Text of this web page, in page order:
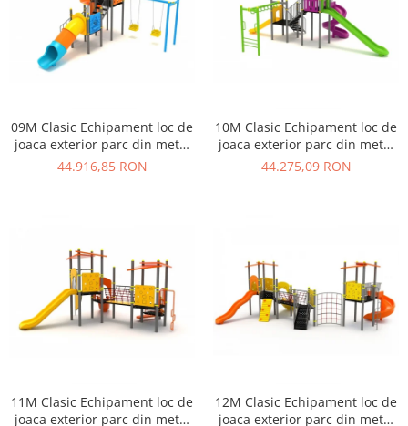
09M Clasic Echipament loc de
joaca exterior parc din metal
cu Scara 2 Tobogane 2
44.916,85 RON
10M Clasic Echipament loc de
joaca exterior parc din metal
cu Scara 3 Tobogane si
44.275,09 RON
11M Clasic Echipament loc de
joaca exterior parc din metal
12M Clasic Echipament loc de
joaca exterior parc din metal